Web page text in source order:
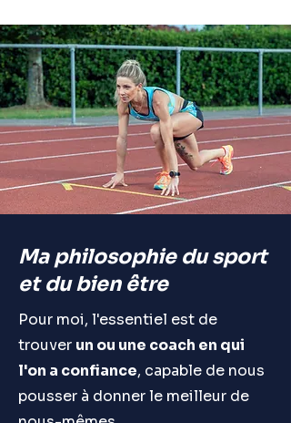
Ma philosophie du sport
et du bien être
Pour moi, l'essentiel est de
trouver un ou une coach en qui
l'on a confiance, capable de nous
pousser à donner le meilleur de